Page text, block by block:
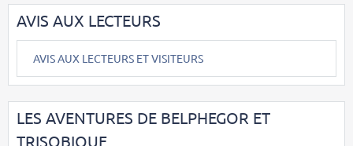
AVIS AUX LECTEURS
AVIS AUX LECTEURS ET VISITEURS
LES AVENTURES DE BELPHEGOR ET
TRISOBIQUE